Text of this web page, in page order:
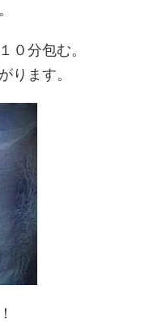
０分包む。
ります。